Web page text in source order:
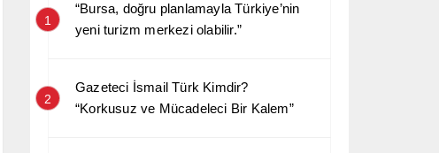
1
“Bursa, doğru planlamayla Türkiye’nin
yeni turizm merkezi olabilir.”
2
Gazeteci İsmail Türk Kimdir?
“Korkusuz ve Mücadeleci Bir Kalem”